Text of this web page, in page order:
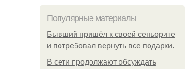
Популярные материалы
Бывший пришёл к своей сеньорите
и потребовал вернуть все подарки.
В сети продолжают обсуждать